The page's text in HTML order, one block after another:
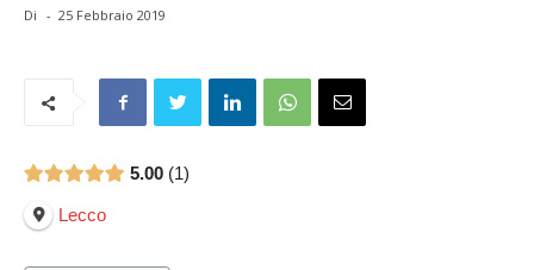
Di - 25 Febbraio 2019
5.00 1
Lecco